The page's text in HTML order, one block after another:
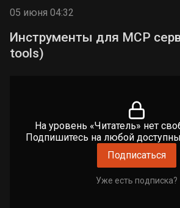
05 июня 04:32
Инструменты для MCP
tools)
На уровень «Читатель» нет
Подпишитесь на любой
Подписаться
Уже есть подписка?